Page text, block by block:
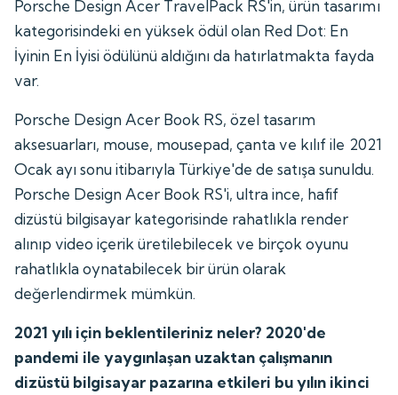
Porsche Design Acer TravelPack RS'in, ürün tasarımı
kategorisindeki en yüksek ödül olan Red Dot: En
İyinin En İyisi ödülünü aldığını da hatırlatmakta fayda
var.
Porsche Design Acer Book RS, özel tasarım
aksesuarları, mouse, mousepad, çanta ve kılıf ile 2021
Ocak ayı sonu itibarıyla Türkiye'de de satışa sunuldu.
Porsche Design Acer Book RS'i, ultra ince, hafif
dizüstü bilgisayar kategorisinde rahatlıkla render
alınıp video içerik üretilebilecek ve birçok oyunu
rahatlıkla oynatabilecek bir ürün olarak
değerlendirmek mümkün.
2021 yılı için beklentileriniz neler? 2020'de
pandemi ile yaygınlaşan uzaktan çalışmanın
dizüstü bilgisayar pazarına etkileri bu yılın ikinci